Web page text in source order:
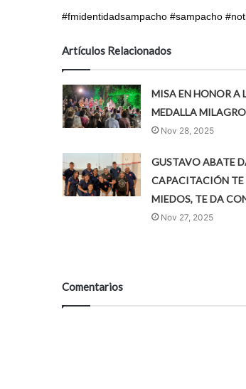
#fmidentidadsampacho #sampacho
Artículos Relacionados
MISA EN HONOR A
MEDALLA
Nov 28, 2025
GUSTAVO ABATE
CAPACITACIÓN TE
MIEDOS, TE DA
Nov 27, 2025
Comentarios